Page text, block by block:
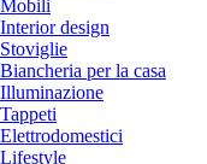
Mobili
Interior design
Stoviglie
Biancheria per la casa
Illuminazione
Tappeti
Elettrodomestici
Lifestyle